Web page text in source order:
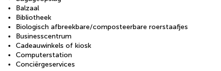
Balzaal
Bibliotheek
Biologisch afbreekbare/composteerbare roerstaafjes
Businesscentrum
Cadeauwinkels of kiosk
Computerstation
Conciërgeservices